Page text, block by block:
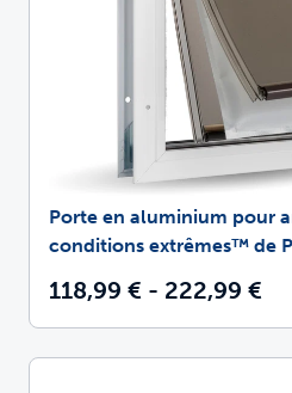
Porte en aluminium pour
conditions extrêmes™ de
118,99 € - 222,99 €